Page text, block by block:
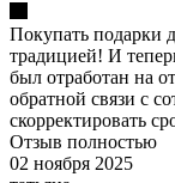
Покупать подарки
традицией! И
был отработан на
обратной связи с
скорректировать
Отзыв полностью
02 ноября 2025